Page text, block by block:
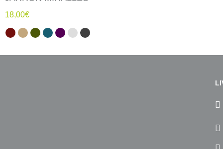
18,00€